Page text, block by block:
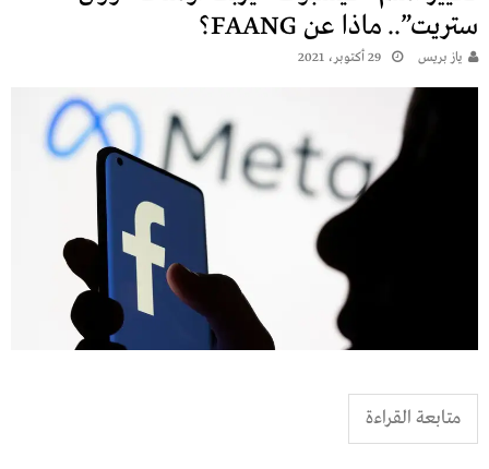
ستريت”.. ماذا عن FAANG؟
يـاز بريـس 29 أكتوبر، 2021
متابعة القراءة